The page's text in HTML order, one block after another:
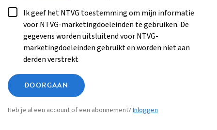
Ik geef het NTVG toestemming om mijn informatie
voor NTVG-marketingdoeleinden te gebruiken. De
gegevens worden uitsluitend voor NTVG-
marketingdoeleinden gebruikt en worden niet aan
derden verstrekt
DOORGAAN
Heb je al een account of een abonnement? Inloggen